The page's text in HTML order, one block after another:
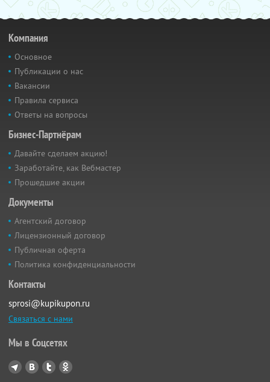
Компания
Основное
Публикации о нас
Вакансии
Правила сервиса
Ответы на вопросы
Бизнес-Партнёрам
Давайте сделаем акцию!
Заработайте, как Вебмастер
Прошедшие акции
Документы
Агентский договор
Лицензионный договор
Публичная оферта
Политика конфиденциальности
Контакты
sprosi@kupikupon.ru
Связаться с нами
Мы в Соцсетях